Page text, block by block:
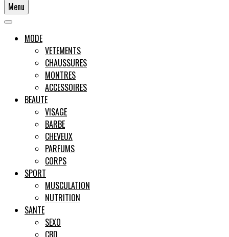
Pas si
Male
Un guide pour l'homme moderne
Menu
MODE
VETEMENTS
CHAUSSURES
MONTRES
ACCESSOIRES
BEAUTE
VISAGE
BARBE
CHEVEUX
PARFUMS
CORPS
SPORT
MUSCULATION
NUTRITION
SANTE
SEXO
CBD